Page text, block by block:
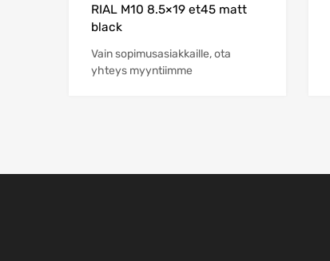
RIAL M10 8.5×19 et45 matt
black
Vain sopimusasiakkaille, ota
yhteys myyntiimme